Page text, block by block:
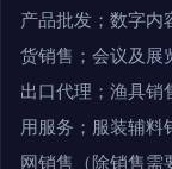
产品批发；数字内
货销售；会议及展
出口代理；渔具销
用服务；服装辅料
网销售（除销售需